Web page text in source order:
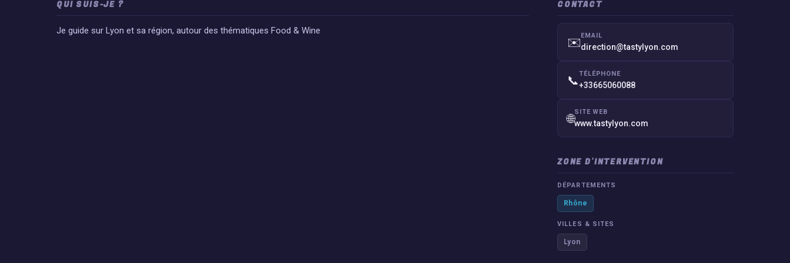
QUI SUIS-JE ?
Je guide sur Lyon et sa région, autour des thématiques Food & Wine
CONTACT
✉️EMAIL
direction@tastylyon.com
📞TÉLÉPHONE
+33665060088
🌐SITE WEB
www.tastylyon.com
ZONE D'INTERVENTION
DÉPARTEMENTS
Rhône
VILLES & SITES
Lyon